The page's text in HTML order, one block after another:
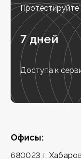
Протестируйте
7 дней
Доступа к
Офисы:
680023 г.